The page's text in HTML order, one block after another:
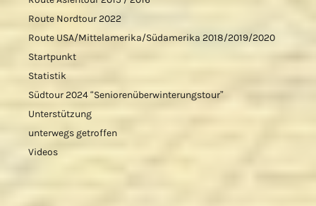
Route Nordtour 2022
Route USA/Mittelamerika/Südamerika 2018/2019/2020
Startpunkt
Statistik
Südtour 2024 “Seniorenüberwinterungstour”
Unterstützung
unterwegs getroffen
Videos